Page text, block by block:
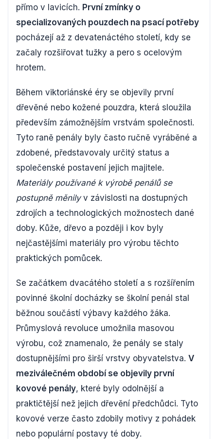
přímo v lavicích. První zmínky o
specializovaných pouzdech na psací potřeby
pocházejí až z devatenáctého století, kdy se
začaly rozšiřovat tužky a pero s ocelovým
hrotem.
Během viktoriánské éry se objevily první
dřevěné nebo kožené pouzdra, která sloužila
především zámožnějším vrstvám společnosti.
Tyto raně penály byly často ručně vyráběné a
zdobené, představovaly určitý status a
společenské postavení jejich majitele.
Materiály používané k výrobě penálů se
postupně měnilyv závislosti na dostupných
zdrojích a technologických možnostech dané
doby. Kůže, dřevo a později i kov byly
nejčastějšími materiály pro výrobu těchto
praktických pomůcek.
Se začátkem dvacátého století a s rozšířením
povinné školní docházky se školní penál stal
běžnou součástí výbavy každého žáka.
Průmyslová revoluce umožnila masovou
výrobu, což znamenalo, že penály se staly
dostupnějšími pro širší vrstvy obyvatelstva. V
meziválečném období se objevily první
kovové penály, které byly odolnější a
praktičtější než jejich dřevění předchůdci. Tyto
kovové verze často zdobily motivy z pohádek
nebo populární postavy té doby.